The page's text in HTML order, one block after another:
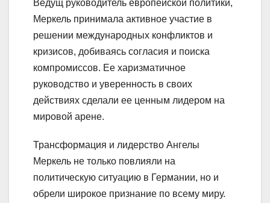
Ведущ руководитель европейской политики,
Меркель принимала активное участие в
решении международных конфликтов и
кризисов, добиваясь согласия и поиска
компромиссов. Ее харизматичное
руководство и уверенность в своих
действиях сделали ее ценным лидером на
мировой арене.
Трансформация и лидерство Ангелы
Меркель не только повлияли на
политическую ситуацию в Германии, но и
обрели широкое признание по всему миру.